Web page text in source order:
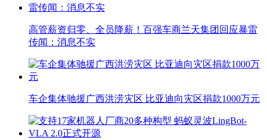
高管薪资归零、全员降薪！百强车商兰天集团回应暴雷
传闻：消息不实
车企集体驰援广西洪涝灾区 比亚迪向灾区捐款1000万元